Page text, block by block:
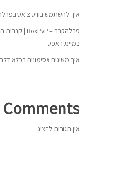
איך להשתמש בוויס צ'אט
במיינקראפט
איך משיגים אסימונים בכלא
Comments
אין תגובות להציג.